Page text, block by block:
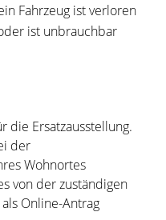
Fahrzeug ist verloren
ist unbrauchbar
die Ersatzausstellung.
der
Wohnortes
von der zuständigen
Online-Antrag